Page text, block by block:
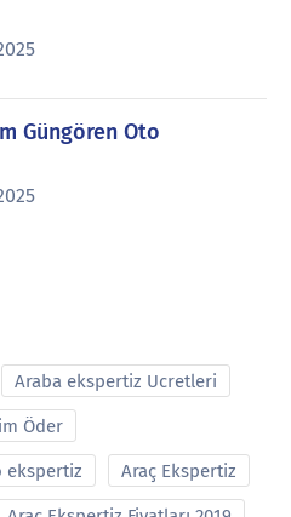
Güngören Oto
Araba ekspertiz Ucretleri
Öder
ekspertiz Araç Ekspertiz